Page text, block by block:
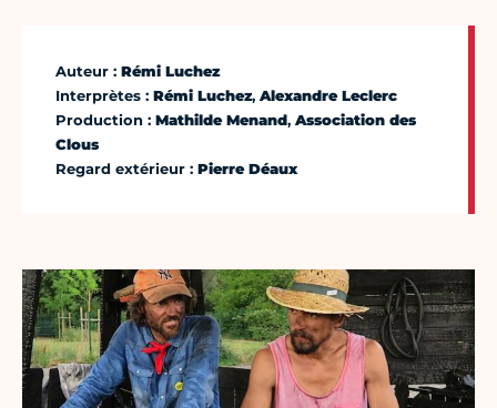
Auteur : Rémi Luchez
Interprètes : Rémi Luchez, Alexandre Leclerc
Production : Mathilde Menand, Association des
Clous
Regard extérieur : Pierre Déaux